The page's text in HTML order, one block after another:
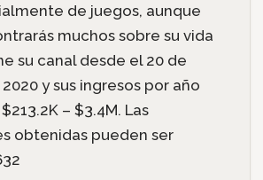
de juegos, aunque
muchos sobre su vida
su canal desde el 20 de
y sus ingresos por año
– $3.4M. Las
obtenidas pueden ser